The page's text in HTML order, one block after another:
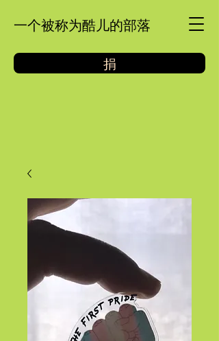
一个被称为酷儿的部落
捐